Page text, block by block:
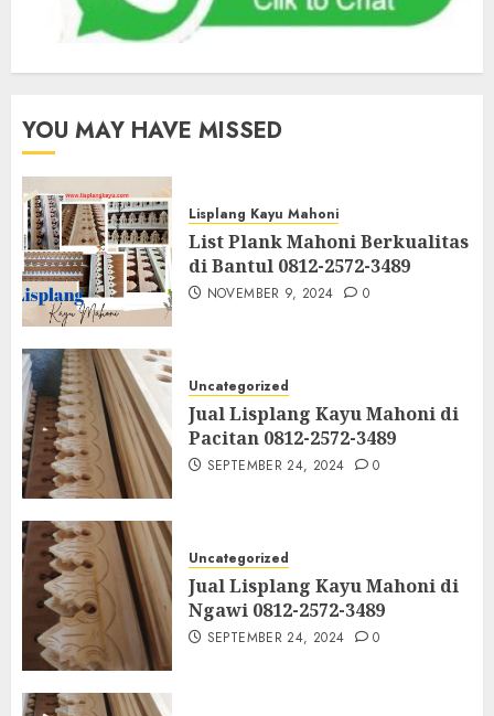
YOU MAY HAVE MISSED
Lisplang Kayu Mahoni
List Plank Mahoni Berkualitas
di Bantul 0812-2572-3489
NOVEMBER 9, 2024 0
Uncategorized
Jual Lisplang Kayu Mahoni di
Pacitan 0812-2572-3489
SEPTEMBER 24, 2024 0
Uncategorized
Jual Lisplang Kayu Mahoni di
Ngawi 0812-2572-3489
SEPTEMBER 24, 2024 0